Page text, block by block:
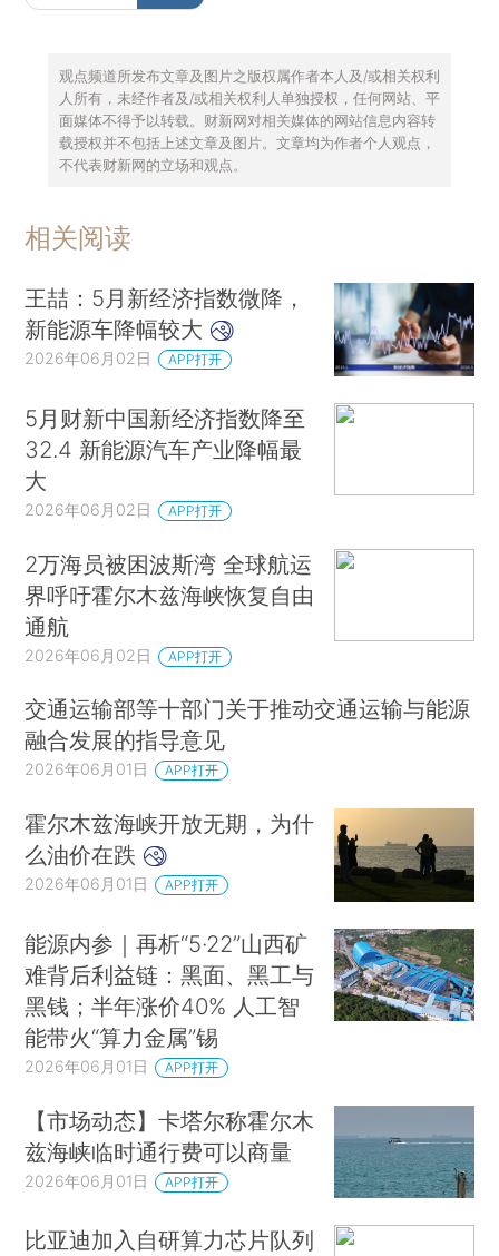
观点频道所发布文章及图片之版权属作者本人及/或相关权利
人所有，未经作者及/或相关权利人单独授权，任何网站、平
面媒体不得予以转载。财新网对相关媒体的网站信息内容转
载授权并不包括上述文章及图片。文章均为作者个人观点，
不代表财新网的立场和观点。
相关阅读
王喆：5月新经济指数微降，
新能源车降幅较大
2026年06月02日 APP打开
5月财新中国新经济指数降至
32.4 新能源汽车产业降幅最
大
2026年06月02日 APP打开
2万海员被困波斯湾 全球航运
界呼吁霍尔木兹海峡恢复自由
通航
2026年06月02日 APP打开
交通运输部等十部门关于推动交通运输与能源
融合发展的指导意见
2026年06月01日 APP打开
霍尔木兹海峡开放无期，为什
么油价在跌
2026年06月01日 APP打开
能源内参｜再析“5·22”山西矿
难背后利益链：黑面、黑工与
黑钱；半年涨价40% 人工智
能带火“算力金属”锡
2026年06月01日 APP打开
【市场动态】卡塔尔称霍尔木
兹海峡临时通行费可以商量
2026年06月01日 APP打开
比亚迪加入自研算力芯片队列